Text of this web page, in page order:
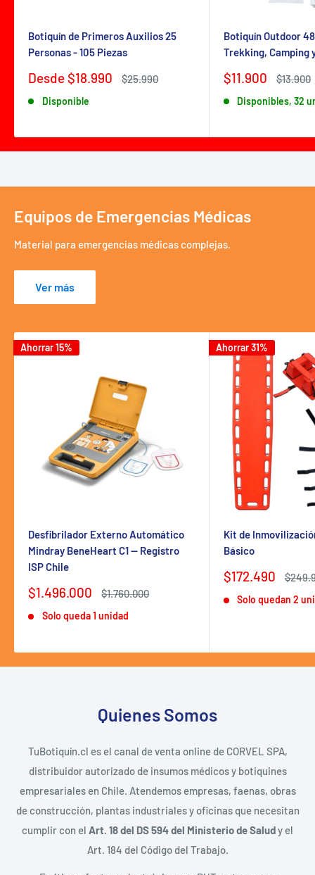
Botiquín de Primeros Auxilios 25
Personas - 105 Piezas
Precio
venta
Desde $18.990
Precio
$25.990
Disponible
Botiquín Outdoor
Trekking, Camping
Precio
venta
$11.900
Precio
$13.900
Disponibles, 32
Equipos de Emergencias Médicas
Material para emergencias médicas complejas.
Ver más
Ahorrar 15%
Desfibrilador Externo Automático
Mindray BeneHeart C1 — Registro
ISP Chile
Precio
venta
$1.496.000
Precio
$1.760.000
Solo queda 1 unidad
Ahorrar 31%
Kit de
Básico
Precio
venta
$172.490
Precio
Solo quedan 2
Quienes Somos
TuBotiquín.cl es el canal de venta online de CORVEL SPA,
distribuidor autorizado de insumos médicos y botiquines
empresariales en Chile. Atendemos empresas, faenas, obras
de construcción, plantas industriales y oficinas que necesitan
cumplir con el Art. 18 del DS 594 del Ministerio de Saludy el
Art. 184 del Código del Trabajo.